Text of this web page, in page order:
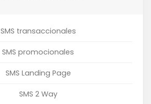
SMS transaccionales
SMS promocionales
SMS Landing Page
SMS 2 Way